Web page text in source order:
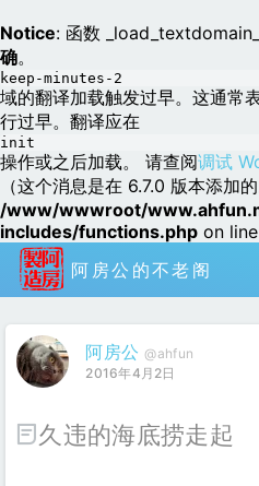
Notice: 函数
确。
keep-minutes-2
域的翻译加载触发过早。这通常
行过早。翻译应在
init
操作或之后加载。 请查阅调试
（这个消息是在 6.7.0 版本添加
/www/wwwroot/
includes/functions.php on line
阿房公的不老阁
阿房公 @ahfun
2016年4月2日
久违的海底捞走起